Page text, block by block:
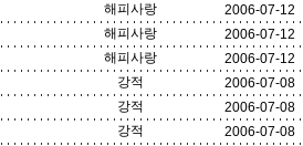
해피사랑 2006-07-12
해피사랑 2006-07-12
해피사랑 2006-07-12
강적 2006-07-08
강적 2006-07-08
강적 2006-07-08